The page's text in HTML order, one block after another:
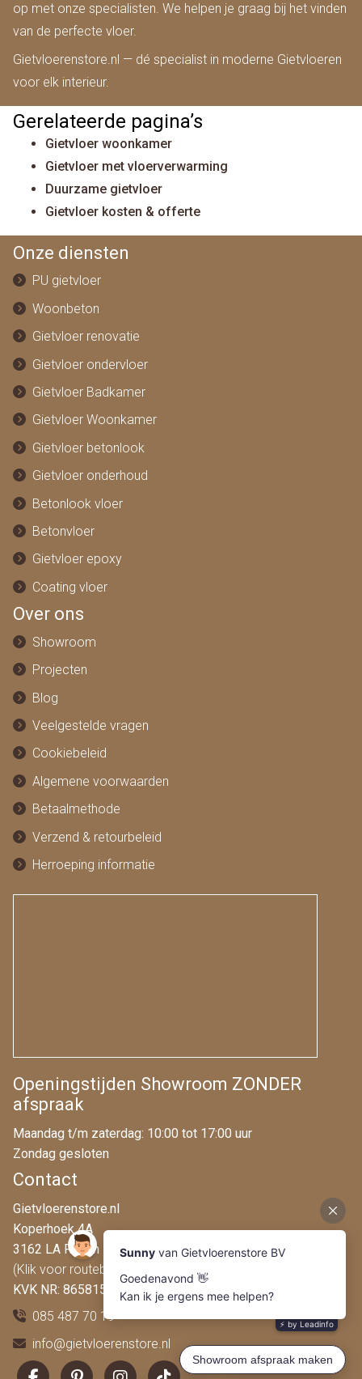
op met onze specialisten. We helpen je graag bij het vinden
van de perfecte vloer.
Gietvloerenstore.nl — dé specialist in moderne Gietvloeren
voor elk interieur.
Gerelateerde pagina’s
Gietvloer woonkamer
Gietvloer met vloerverwarming
Duurzame gietvloer
Gietvloer kosten & offerte
Onze diensten
PU gietvloer
Woonbeton
Gietvloer renovatie
Gietvloer ondervloer
Gietvloer Badkamer
Gietvloer Woonkamer
Gietvloer betonlook
Gietvloer onderhoud
Betonlook vloer
Betonvloer
Gietvloer epoxy
Coating vloer
Over ons
Showroom
Projecten
Blog
Veelgestelde vragen
Cookiebeleid
Algemene voorwaarden
Betaalmethode
Verzend & retourbeleid
Herroeping informatie
Openingstijden Showroom ZONDER
afspraak
Maandag t/m zaterdag: 10:00 tot 17:00 uur
Zondag gesloten
Contact
Gietvloerenstore.nl
Koperhoek 4A
3162 LA Rhoon
(Klik voor routebeschrijving)
KVK NR: 86581546
085 487 70 19
info@gietvloerenstore.nl